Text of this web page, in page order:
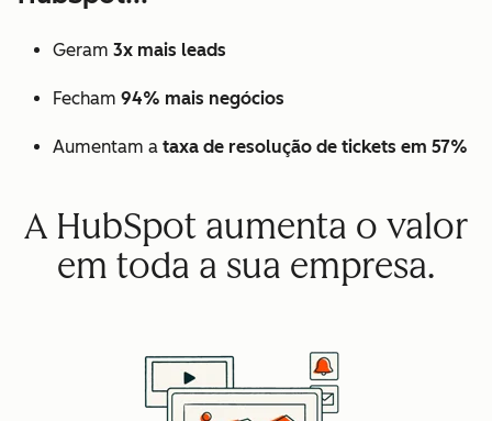
Geram 3x mais leads
Fecham 94% mais negócios
Aumentam a taxa de resolução de tickets em 57%
A HubSpot aumenta o valor
em toda a sua empresa.